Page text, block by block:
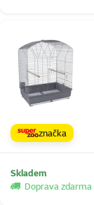
značka
Skladem
Doprava zdarma